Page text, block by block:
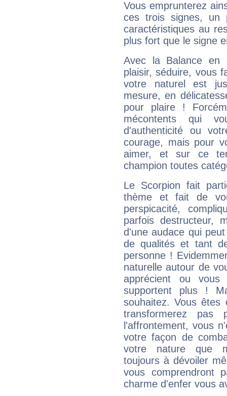
Vous emprunterez
ces trois signes, un
caractéristiques au
plus fort que le signe
Avec la Balance en
plaisir, séduire, vous
votre naturel est
mesure, en
pour plaire !
mécontents qui
d'authenticité ou
courage, mais pour
aimer, et sur ce
champion toutes
Le Scorpion fait
thème et fait de
perspicacité,
parfois destructeur,
d'une audace qui
de qualités et tant
personne !
naturelle autour de
apprécient ou
supportent plus !
souhaitez. Vous
transformerez
l'affrontement, vous
votre façon de
votre nature que
toujours à dévoiler
vous comprendront
charme d'enfer vous